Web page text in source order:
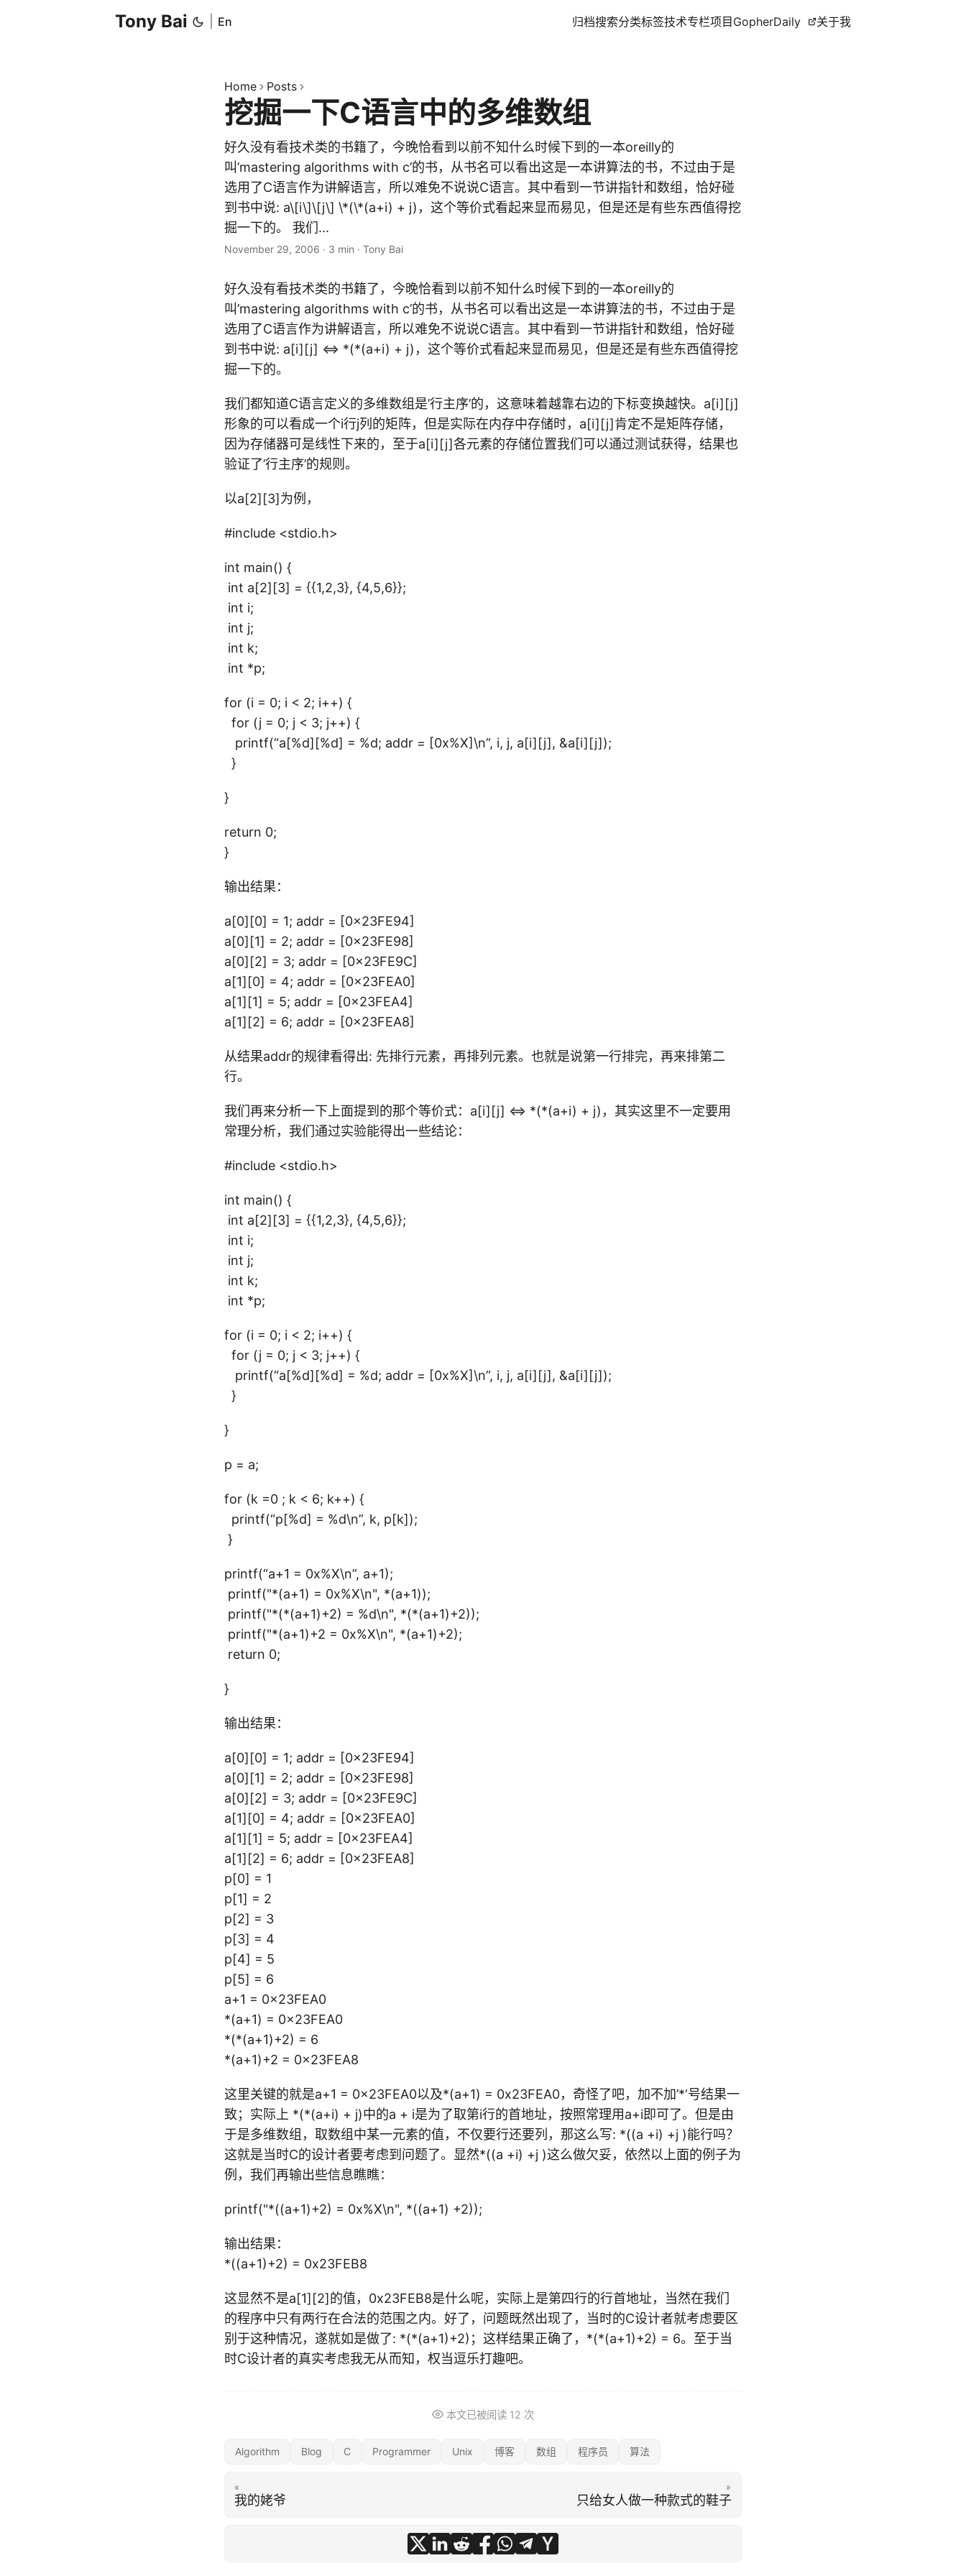
Tony Bai En 归档搜索分类标签技术专栏项目 GopherDaily 关于我
Home Posts
挖掘一下C语言中的多维数组
好久没有看技术类的书籍了，今晚恰看到以前不知什么时候下到的一本oreilly的
叫’mastering algorithms with c’的书，从书名可以看出这是一本讲算法的书，不过由于是
选用了C语言作为讲解语言，所以难免不说说C语言。其中看到一节讲指针和数组，恰好碰
到书中说: a\[i\]\[j\] \*(\*(a+i) + j)，这个等价式看起来显而易见，但是还是有些东西值得挖
掘一下的。 我们...
November 29, 2006 · 3 min · Tony Bai
好久没有看技术类的书籍了，今晚恰看到以前不知什么时候下到的一本oreilly的
叫’mastering algorithms with c’的书，从书名可以看出这是一本讲算法的书，不过由于是
选用了C语言作为讲解语言，所以难免不说说C语言。其中看到一节讲指针和数组，恰好碰
到书中说: a[i][j] <=> *(*(a+i) + j)，这个等价式看起来显而易见，但是还是有些东西值得挖
掘一下的。
我们都知道C语言定义的多维数组是’行主序’的，这意味着越靠右边的下标变换越快。a[i][j]
形象的可以看成一个i行j列的矩阵，但是实际在内存中存储时，a[i][j]肯定不是矩阵存储，
因为存储器可是线性下来的，至于a[i][j]各元素的存储位置我们可以通过测试获得，结果也
验证了’行主序’的规则。
以a[2][3]为例，
#include <stdio.h>
int main() {
int a[2][3] = {{1,2,3}, {4,5,6}};
int i;
int j;
int k;
int *p;
for (i = 0; i < 2; i++) {
for (j = 0; j < 3; j++) {
printf(“a[%d][%d] = %d; addr = [0x%X]\n”, i, j, a[i][j], &a[i][j]);
}
}
return 0;
}
输出结果：
a[0][0] = 1; addr = [0x23FE94]
a[0][1] = 2; addr = [0x23FE98]
a[0][2] = 3; addr = [0x23FE9C]
a[1][0] = 4; addr = [0x23FEA0]
a[1][1] = 5; addr = [0x23FEA4]
a[1][2] = 6; addr = [0x23FEA8]
从结果addr的规律看得出: 先排行元素，再排列元素。也就是说第一行排完，再来排第二
行。
我们再来分析一下上面提到的那个等价式：a[i][j] <=> *(*(a+i) + j)，其实这里不一定要用
常理分析，我们通过实验能得出一些结论：
#include <stdio.h>
int main() {
int a[2][3] = {{1,2,3}, {4,5,6}};
int i;
int j;
int k;
int *p;
for (i = 0; i < 2; i++) {
for (j = 0; j < 3; j++) {
printf(“a[%d][%d] = %d; addr = [0x%X]\n”, i, j, a[i][j], &a[i][j]);
}
}
p = a;
for (k =0 ; k < 6; k++) {
printf(“p[%d] = %d\n”, k, p[k]);
}
printf(“a+1 = 0x%X\n”, a+1);
printf("*(a+1) = 0x%X\n", *(a+1));
printf("*(*(a+1)+2) = %d\n", *(*(a+1)+2));
printf("*(a+1)+2 = 0x%X\n", *(a+1)+2);
return 0;
}
输出结果：
a[0][0] = 1; addr = [0x23FE94]
a[0][1] = 2; addr = [0x23FE98]
a[0][2] = 3; addr = [0x23FE9C]
a[1][0] = 4; addr = [0x23FEA0]
a[1][1] = 5; addr = [0x23FEA4]
a[1][2] = 6; addr = [0x23FEA8]
p[0] = 1
p[1] = 2
p[2] = 3
p[3] = 4
p[4] = 5
p[5] = 6
a+1 = 0x23FEA0
*(a+1) = 0x23FEA0
*(*(a+1)+2) = 6
*(a+1)+2 = 0x23FEA8
这里关键的就是a+1 = 0x23FEA0以及*(a+1) = 0x23FEA0，奇怪了吧，加不加’*‘号结果一
致；实际上 *(*(a+i) + j)中的a + i是为了取第i行的首地址，按照常理用a+i即可了。但是由
于是多维数组，取数组中某一元素的值，不仅要行还要列，那这么写: *((a +i) +j )能行吗？
这就是当时C的设计者要考虑到问题了。显然*((a +i) +j )这么做欠妥，依然以上面的例子为
例，我们再输出些信息瞧瞧：
printf("*((a+1)+2) = 0x%X\n", *((a+1) +2));
输出结果：
*((a+1)+2) = 0x23FEB8
这显然不是a[1][2]的值，0x23FEB8是什么呢，实际上是第四行的行首地址，当然在我们
的程序中只有两行在合法的范围之内。好了，问题既然出现了，当时的C设计者就考虑要区
别于这种情况，遂就如是做了: *(*(a+1)+2)；这样结果正确了，*(*(a+1)+2) = 6。至于当
时C设计者的真实考虑我无从而知，权当逗乐打趣吧。
本文已被阅读 12 次
Algorithm Blog C Programmer Unix 博客 数组 程序员 算法
«
我的姥爷
»
只给女人做一种款式的鞋子